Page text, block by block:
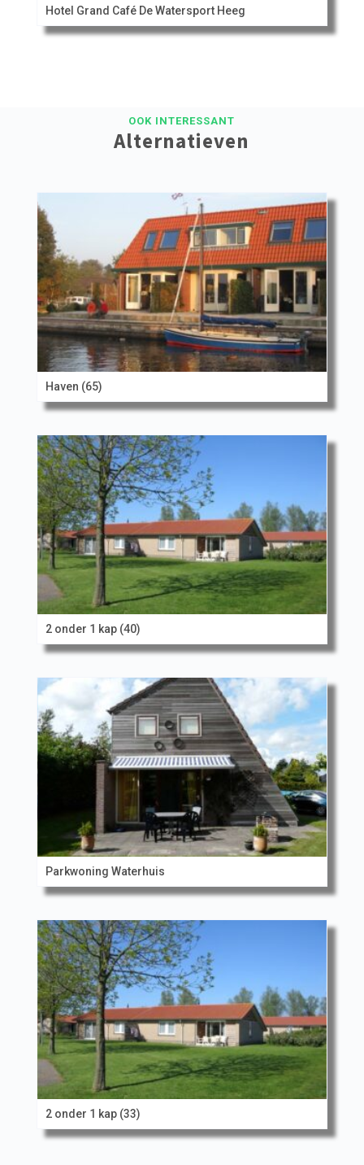
Hotel Grand Café De Watersport Heeg
OOK INTERESSANT
Alternatieven
Haven (65)
2 onder 1 kap (40)
Parkwoning Waterhuis
2 onder 1 kap (33)